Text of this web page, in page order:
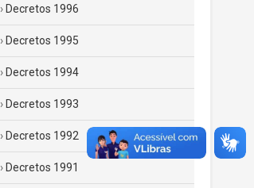
Decretos 1996
Decretos 1995
Decretos 1994
Decretos 1993
Decretos 1992
Decretos 1991